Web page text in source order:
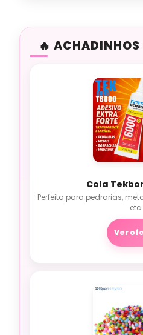
Cola
Perfeita para pedrarias,
etc
Ver